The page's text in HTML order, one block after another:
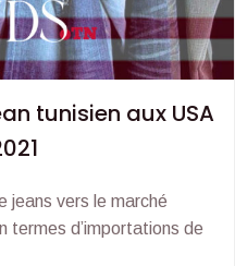
tunisien aux USA
jeans vers le marché
termes d’importations de